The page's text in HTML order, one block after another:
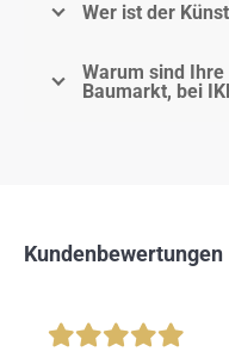
Wer ist der
Warum sind
Baumarkt, bei
Kundenbewertungen